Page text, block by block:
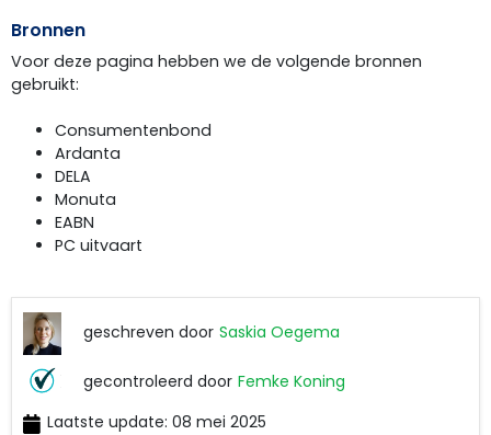
Bronnen
Voor deze pagina hebben we de volgende bronnen
gebruikt:
Consumentenbond
Ardanta
DELA
Monuta
EABN
PC uitvaart
geschreven door Saskia Oegema
Saskia
gecontroleerd door Femke Koning
Laatste update: 08 mei 2025